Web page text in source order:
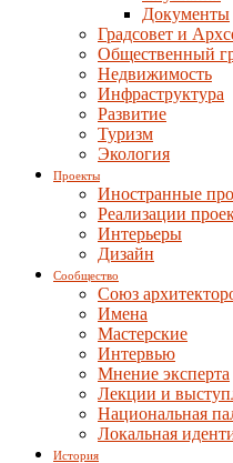
Документы
Градсовет и
Общественный
Недвижимость
Инфраструктура
Развитие
Туризм
Экология
Проекты
Иностранные
Реализации
Интерьеры
Дизайн
Сообщество
Союз
Имена
Мастерские
Интервью
Мнение эксперта
Лекции и
Национальная
Локальная
История